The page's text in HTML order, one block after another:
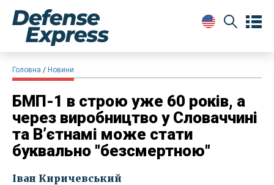
Головна Новини
БМП-1 в строю уже 60 років, а
через виробництво у Словаччині
та Вʼєтнамі може стати
буквально "безсмертною"
Іван Киричевський